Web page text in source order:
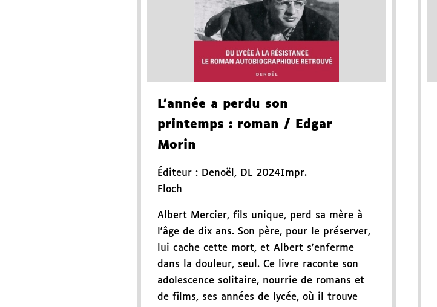
L'année a perdu son
printemps : roman / Edgar
Morin
Éditeur : Denoël , DL 2024Impr.
Floch
Albert Mercier, fils unique, perd sa mère à
l'âge de dix ans. Son père, pour le préserver,
lui cache cette mort, et Albert s'enferme
dans la douleur, seul. Ce livre raconte son
adolescence solitaire, nourrie de romans et
de films, ses années de lycée, où il trouve